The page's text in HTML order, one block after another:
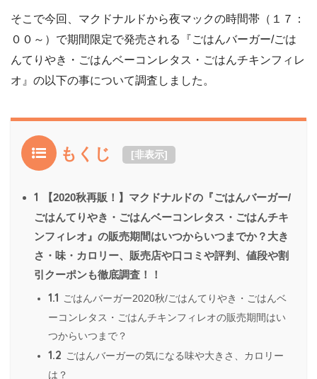
そこで今回、マクドナルドから夜マックの時間帯（１７：
００～）で期間限定で発売される『ごはんバーガー/ごは
んてりやき・ごはんベーコンレタス・ごはんチキンフィレ
オ』の以下の事について調査しました。
もくじ [非表示]
1
【2020秋再販！】マクドナルドの『ごはんバーガー/
ごはんてりやき・ごはんベーコンレタス・ごはんチキ
ンフィレオ』の販売期間はいつからいつまでか？大き
さ・味・カロリー、販売店や口コミや評判、値段や割
引クーポンも徹底調査！！
1.1 ごはんバーガー2020秋/ごはんてりやき・ごはんベ
ーコンレタス・ごはんチキンフィレオの販売期間はい
つからいつまで？
1.2 ごはんバーガーの気になる味や大きさ、カロリー
は？